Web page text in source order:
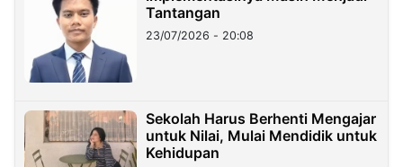
Tantangan
23/07/2026 - 20:08
Sekolah Harus Berhenti Mengajar
untuk Nilai, Mulai Mendidik untuk
Kehidupan